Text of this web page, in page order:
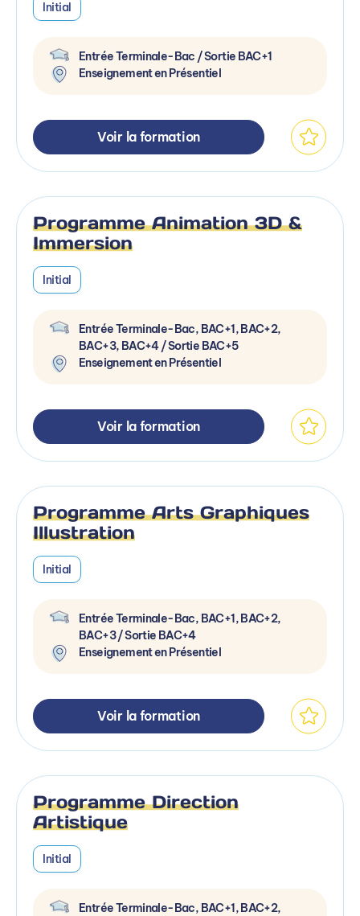
Initial
Entrée Terminale-Bac / Sortie BAC+1
Enseignement en Présentiel
Voir la formation
Programme Animation 3D &
Immersion
Initial
Entrée Terminale-Bac, BAC+1, BAC+2,
BAC+3, BAC+4 / Sortie BAC+5
Enseignement en Présentiel
Voir la formation
Programme Arts Graphiques
Illustration
Initial
Entrée Terminale-Bac, BAC+1, BAC+2,
BAC+3 / Sortie BAC+4
Enseignement en Présentiel
Voir la formation
Programme Direction
Artistique
Initial
Entrée Terminale-Bac, BAC+1, BAC+2,